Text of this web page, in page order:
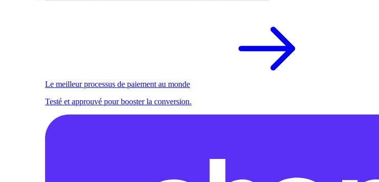
Le meilleur processus de paiement au monde
Testé et approuvé pour booster la conversion.